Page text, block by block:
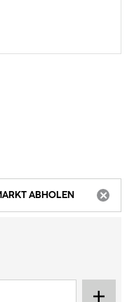
ABHOLEN